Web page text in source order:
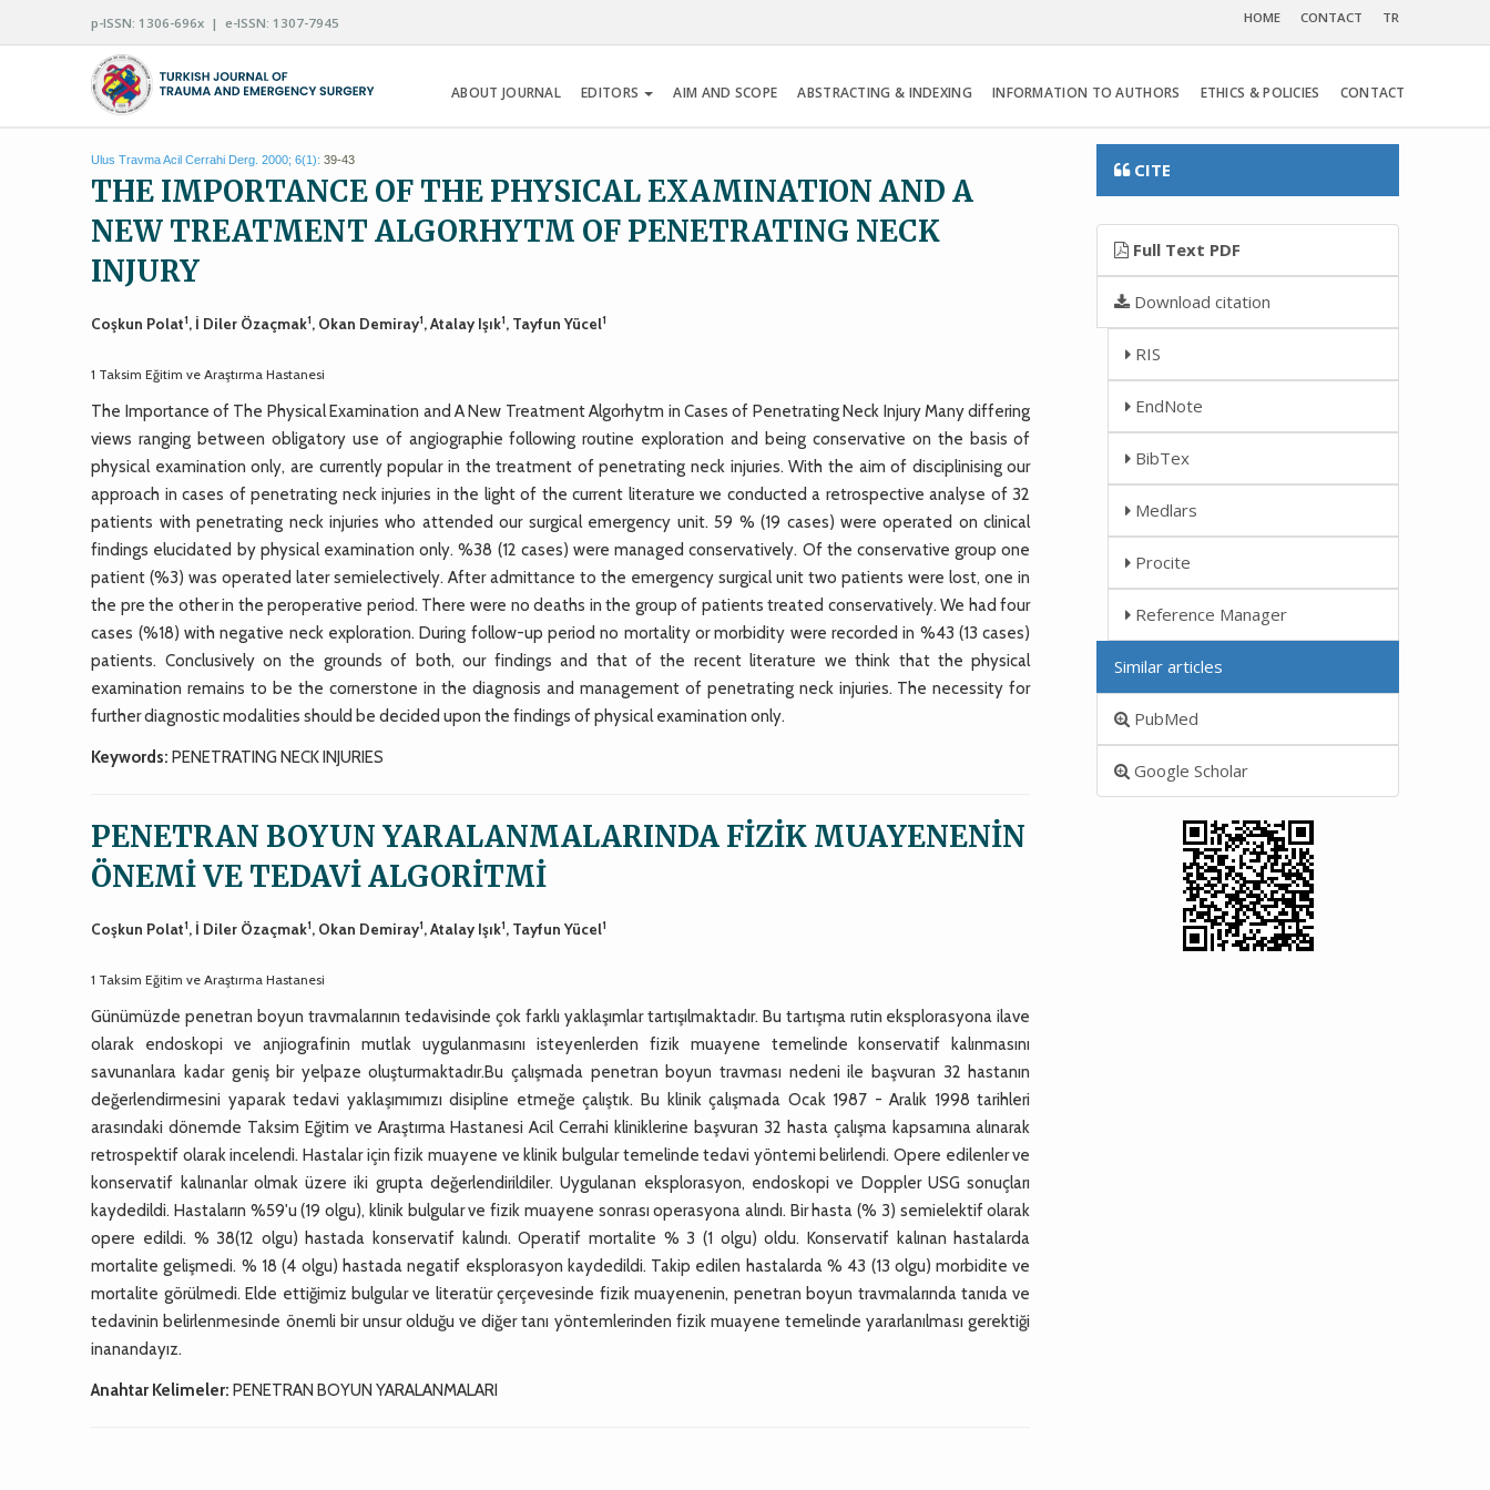
p-ISSN: 1306-696x | e-ISSN: 1307-7945 HOME CONTACT TR
ABOUT JOURNAL EDITORS AIM AND SCOPE ABSTRACTING & INDEXING INFORMATION TO AUTHORS ETHICS & POLICIES CONTACT
Ulus Travma Acil Cerrahi Derg. 2000; 6(1): 39-43
THE IMPORTANCE OF THE PHYSICAL EXAMINATION AND A
NEW TREATMENT ALGORHYTM OF PENETRATING NECK
INJURY
Coşkun Polat1, İ Diler Özaçmak1, Okan Demiray1, Atalay Işık1, Tayfun Yücel1
1 Taksim Eğitim ve Araştırma Hastanesi
The Importance of The Physical Examination and A New Treatment Algorhytm in Cases of Penetrating Neck Injury Many differing
views ranging between obligatory use of angiographie following routine exploration and being conservative on the basis of
physical examination only, are currently popular in the treatment of penetrating neck injuries. With the aim of disciplinising our
approach in cases of penetrating neck injuries in the light of the current literature we conducted a retrospective analyse of 32
patients with penetrating neck injuries who attended our surgical emergency unit. 59 % (19 cases) were operated on clinical
findings elucidated by physical examination only. %38 (12 cases) were managed conservatively. Of the conservative group one
patient (%3) was operated later semielectively. After admittance to the emergency surgical unit two patients were lost, one in
the pre the other in the peroperative period. There were no deaths in the group of patients treated conservatively. We had four
cases (%18) with negative neck exploration. During follow-up period no mortality or morbidity were recorded in %43 (13 cases)
patients. Conclusively on the grounds of both, our findings and that of the recent literature we think that the physical
examination remains to be the cornerstone in the diagnosis and management of penetrating neck injuries. The necessity for
further diagnostic modalities should be decided upon the findings of physical examination only.
Keywords: PENETRATING NECK INJURIES
PENETRAN BOYUN YARALANMALARINDA FİZİK MUAYENENİN
ÖNEMİ VE TEDAVİ ALGORİTMİ
Coşkun Polat1, İ Diler Özaçmak1, Okan Demiray1, Atalay Işık1, Tayfun Yücel1
1 Taksim Eğitim ve Araştırma Hastanesi
Günümüzde penetran boyun travmalarının tedavisinde çok farklı yaklaşımlar tartışılmaktadır. Bu tartışma rutin eksplorasyona ilave
olarak endoskopi ve anjiografinin mutlak uygulanmasını isteyenlerden fizik muayene temelinde konservatif kalınmasını
savunanlara kadar geniş bir yelpaze oluşturmaktadır.Bu çalışmada penetran boyun travması nedeni ile başvuran 32 hastanın
değerlendirmesini yaparak tedavi yaklaşımımızı disipline etmeğe çalıştık. Bu klinik çalışmada Ocak 1987 - Aralık 1998 tarihleri
arasındaki dönemde Taksim Eğitim ve Araştırma Hastanesi Acil Cerrahi kliniklerine başvuran 32 hasta çalışma kapsamına alınarak
retrospektif olarak incelendi. Hastalar için fizik muayene ve klinik bulgular temelinde tedavi yöntemi belirlendi. Opere edilenler ve
konservatif kalınanlar olmak üzere iki grupta değerlendirildiler. Uygulanan eksplorasyon, endoskopi ve Doppler USG sonuçları
kaydedildi. Hastaların %59'u (19 olgu), klinik bulgular ve fizik muayene sonrası operasyona alındı. Bir hasta (% 3) semielektif olarak
opere edildi. % 38(12 olgu) hastada konservatif kalındı. Operatif mortalite % 3 (1 olgu) oldu. Konservatif kalınan hastalarda
mortalite gelişmedi. % 18 (4 olgu) hastada negatif eksplorasyon kaydedildi. Takip edilen hastalarda % 43 (13 olgu) morbidite ve
mortalite görülmedi. Elde ettiğimiz bulgular ve literatür çerçevesinde fizik muayenenin, penetran boyun travmalarında tanıda ve
tedavinin belirlenmesinde önemli bir unsur olduğu ve diğer tanı yöntemlerinden fizik muayene temelinde yararlanılması gerektiği
inanandayız.
Anahtar Kelimeler: PENETRAN BOYUN YARALANMALARI
CITE
Full Text PDF
Download citation
RIS
EndNote
BibTex
Medlars
Procite
Reference Manager
Similar articles
PubMed
Google Scholar